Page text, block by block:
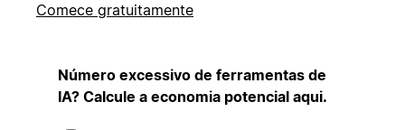
Comece gratuitamente
Número excessivo de ferramentas de
IA? Calcule a economia potencial aqui.